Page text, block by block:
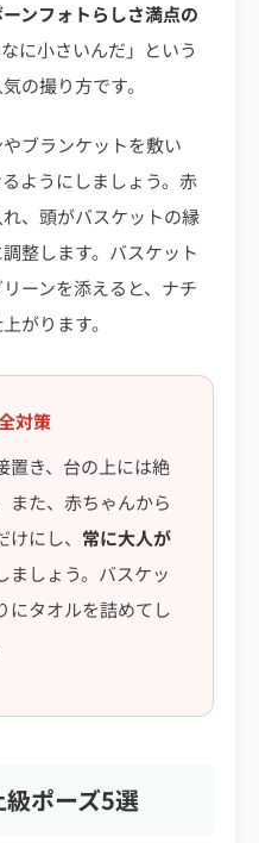
ンフォトらしさ満点の
に小さいんだ」という
の撮り方です。
ブランケットを敷い
ようにしましょう。赤
、頭がバスケットの縁
整します。バスケット
ーンを添えると、ナチ
がります。
対策
置き、台の上には絶
また、赤ちゃんから
にし、 常に大人が
ましょう。バスケッ
にタオルを詰めてし
ポーズ5選